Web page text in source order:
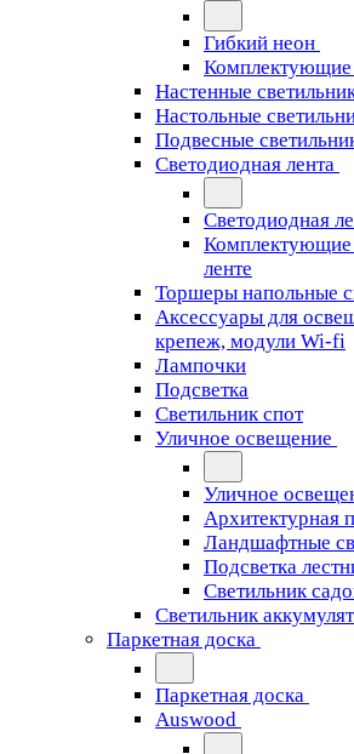
Гибкий неон
Комплектующие
Настенные
Настольные
Подвесные
Светодиодная лента
Светодиодная
Комплектующие
ленте
Торшеры напольные
Аксессуары для
крепеж, модули Wi-fi
Лампочки
Подсветка
Светильник спот
Уличное освещение
Уличное
Архитектурная
Ландшафтные
Подсветка
Светильник
Светильник
Паркетная доска
Паркетная доска
Auswood